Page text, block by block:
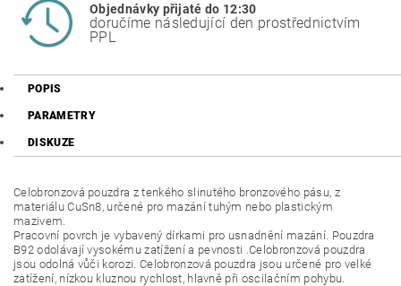
Objednávky přijaté do 12:30
doručíme následující den prostřednictvím
PPL
POPIS
PARAMETRY
DISKUZE
Celobronzová pouzdra z tenkého slinutého bronzového pásu, z
materiálu CuSn8, určené pro mazání tuhým nebo plastickým
mazivem.
Pracovní povrch je vybavený dírkami pro usnadnění mazání. Pouzdra
B92 odolávají vysokému zatížení a pevnosti .Celobronzová pouzdra
jsou odolná vůči korozi. Celobronzová pouzdra jsou určené pro velké
zatížení, nízkou kluznou rychlost, hlavně při oscilačním pohybu.